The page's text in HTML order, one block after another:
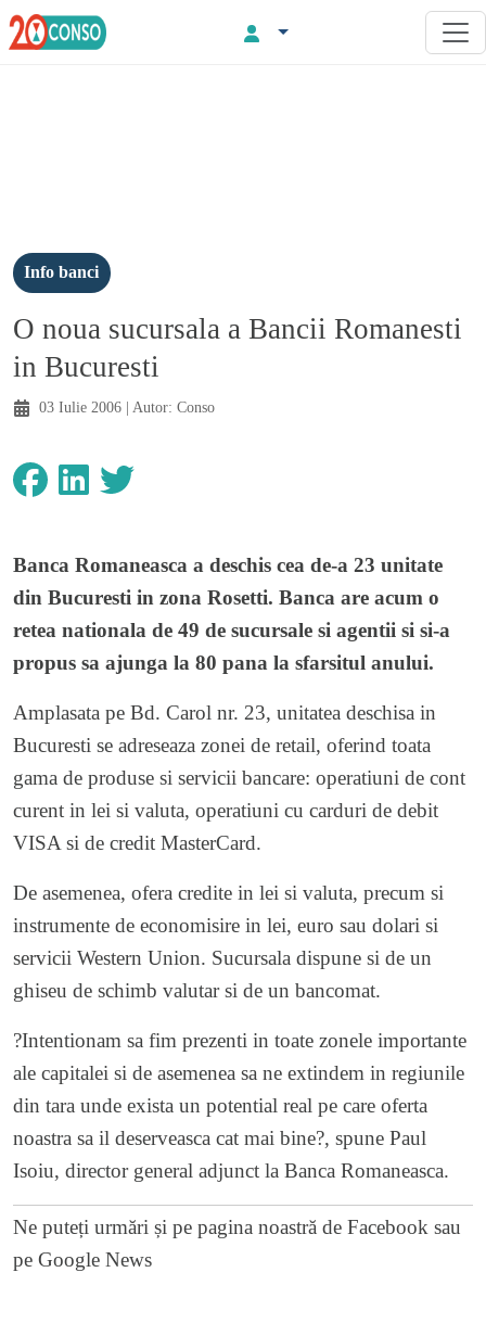
Info banci
O noua sucursala a Bancii Romanesti
in Bucuresti
03 Iulie 2006 | Autor: Conso
Banca Romaneasca a deschis cea de-a 23 unitate
din Bucuresti in zona Rosetti. Banca are acum o
retea nationala de 49 de sucursale si agentii si si-a
propus sa ajunga la 80 pana la sfarsitul anului.
Amplasata pe Bd. Carol nr. 23, unitatea deschisa in
Bucuresti se adreseaza zonei de retail, oferind toata
gama de produse si servicii bancare: operatiuni de cont
curent in lei si valuta, operatiuni cu carduri de debit
VISA si de credit MasterCard.
De asemenea, ofera credite in lei si valuta, precum si
instrumente de economisire in lei, euro sau dolari si
servicii Western Union. Sucursala dispune si de un
ghiseu de schimb valutar si de un bancomat.
?Intentionam sa fim prezenti in toate zonele importante
ale capitalei si de asemenea sa ne extindem in regiunile
din tara unde exista un potential real pe care oferta
noastra sa il deserveasca cat mai bine?, spune Paul
Isoiu, director general adjunct la Banca Romaneasca.
Ne puteți urmări și pe pagina noastră de Facebook sau
pe Google News